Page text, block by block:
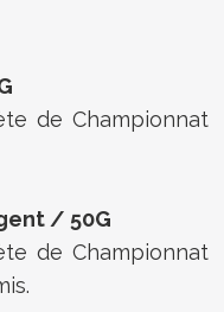
de Championnat
/ 50G
de Championnat